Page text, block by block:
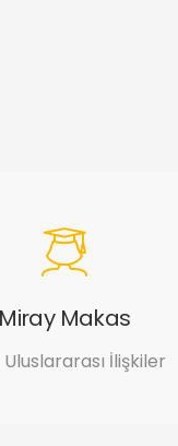
Miray Makas
İlişkiler